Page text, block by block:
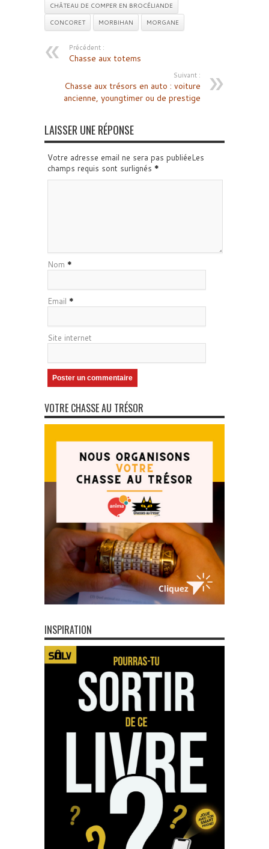
CHÂTEAU DE COMPER EN BROCÉLIANDE
CONCORET
MORBIHAN MORGANE
Précédent :
Chasse aux totems
Suivant :
Chasse aux trésors en auto : voiture
ancienne, youngtimer ou de prestige
LAISSER UNE RÉPONSE
Votre adresse email ne sera pas publiéeLes
champs requis sont surlignés *
Nom *
Email *
Site internet
VOTRE CHASSE AU TRÉSOR
INSPIRATION